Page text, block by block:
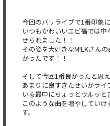
今回のバリライブで1番印象
いつもかわいいエビ福では
せられました！！
その姿を大好きなM!LKさん
かったです！！
そして今回1番良かったと思
あまりに良すぎたせいかラ
いる最中にちょっとウルッと
このような曲を増やしてい
す。